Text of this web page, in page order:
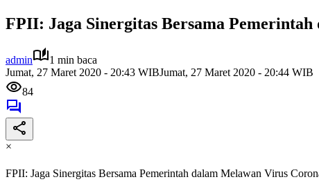
FPII: Jaga Sinergitas Bersama
admin
1 min baca
Jumat, 27 Maret 2020 - 20:43 WIBJumat, 27 Maret 2020 - 20:44 WIB
84
×
FPII: Jaga Sinergitas Bersama Pemerintah dalam Melawan Virus